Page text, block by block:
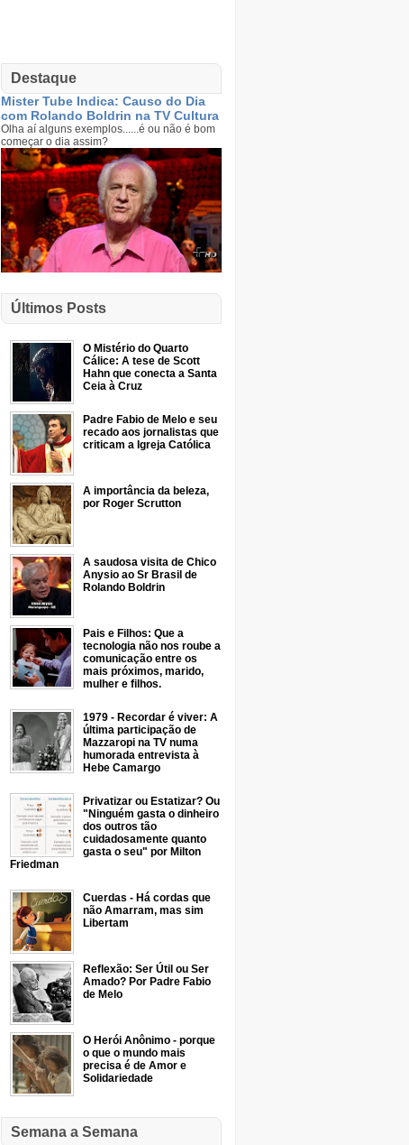
Destaque
Mister Tube Indica: Causo do Dia
com Rolando Boldrin na TV Cultura
Olha aí alguns exemplos......é ou não é bom
começar o dia assim?
Últimos Posts
O Mistério do Quarto
Cálice: A tese de Scott
Hahn que conecta a Santa
Ceia à Cruz
Padre Fabio de Melo e seu
recado aos jornalistas que
criticam a Igreja Católica
A importância da beleza,
por Roger Scrutton
A saudosa visita de Chico
Anysio ao Sr Brasil de
Rolando Boldrin
Pais e Filhos: Que a
tecnologia não nos roube a
comunicação entre os
mais próximos, marido,
mulher e filhos.
1979 - Recordar é viver: A
última participação de
Mazzaropi na TV numa
humorada entrevista à
Hebe Camargo
Privatizar ou Estatizar? Ou
"Ninguém gasta o dinheiro
dos outros tão
cuidadosamente quanto
gasta o seu" por Milton
Friedman
Cuerdas - Há cordas que
não Amarram, mas sim
Libertam
Reflexão: Ser Útil ou Ser
Amado? Por Padre Fabio
de Melo
O Herói Anônimo - porque
o que o mundo mais
precisa é de Amor e
Solidariedade
Semana a Semana